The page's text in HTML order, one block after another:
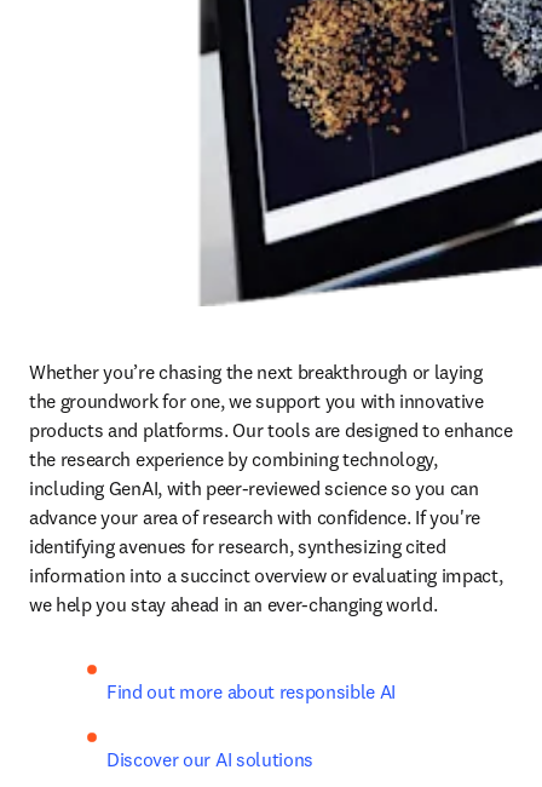
Whether you’re chasing the next breakthrough or laying
the groundwork for one, we support you with innovative
products and platforms. Our tools are designed to enhance
the research experience by combining technology,
including GenAI, with peer-reviewed science so you can
advance your area of research with confidence. If you're
identifying avenues for research, synthesizing cited
information into a succinct overview or evaluating impact,
we help you stay ahead in an ever-changing world.
Find out more about responsible AI
Discover our AI solutions